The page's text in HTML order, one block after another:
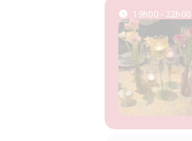
19h00 - 22h00